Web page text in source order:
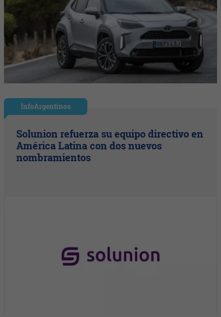
InfoArgentinos
Solunion refuerza su equipo directivo en
América Latina con dos nuevos
nombramientos